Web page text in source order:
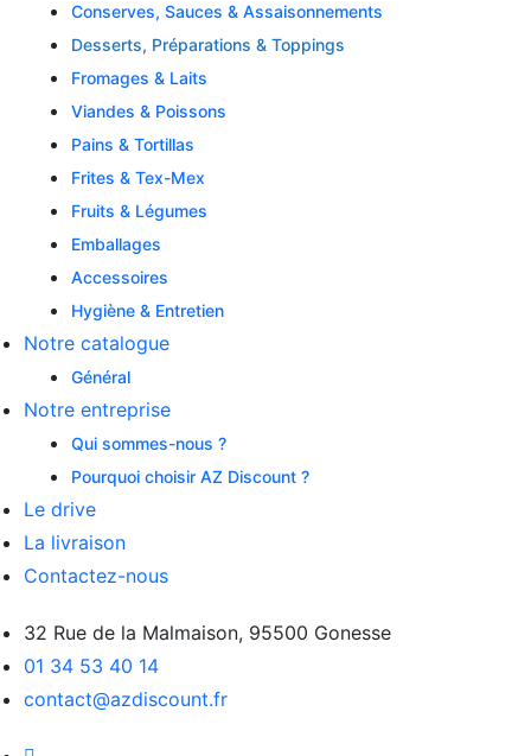
Conserves, Sauces & Assaisonnements
Desserts, Préparations & Toppings
Fromages & Laits
Viandes & Poissons
Pains & Tortillas
Frites & Tex-Mex
Fruits & Légumes
Emballages
Accessoires
Hygiène & Entretien
Notre catalogue
Général
Notre entreprise
Qui sommes-nous ?
Pourquoi choisir AZ Discount ?
Le drive
La livraison
Contactez-nous
32 Rue de la Malmaison, 95500 Gonesse
01 34 53 40 14
contact@azdiscount.fr